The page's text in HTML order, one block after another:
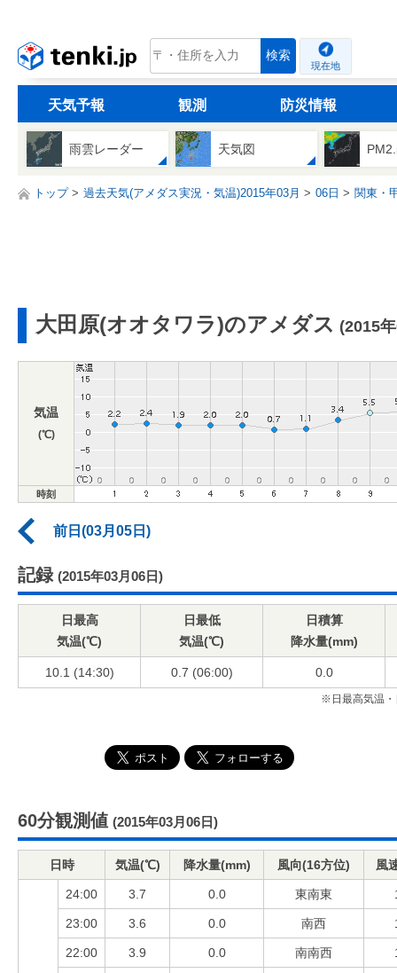
tenki.jp 検索
現在地
天気予報 観測 防災情報
雨雲レーダー 天気図
トップ 過去天気(アメダス実況・気温)2015年03月 06日 関東・
大田原(オオタワラ)のアメダス (2015
気温
(℃)
時刻
前日(03月05日)
記録 (2015年03月06日)
日最高
気温(℃)
日最低
気温(℃)
日積算
降水量(mm)
10.1 (14:30) 0.7 (06:00) 0.0
※日最高気温・
60分観測値 (2015年03月06日)
日時 気温(℃) 降水量(mm) 風向(16方位) 風
24:00 3.7 0.0 東南東
23:00 3.6 0.0 南西
22:00 3.9 0.0 南南西